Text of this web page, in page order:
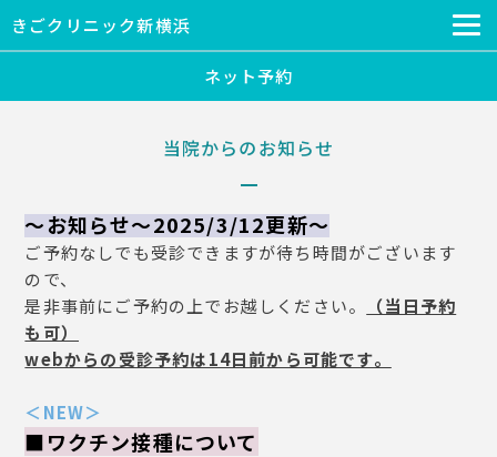
きごクリニック新横浜
ネット予約
当院からのお知らせ
～お知らせ～2025/3/12更新～
ご予約なしでも受診できますが待ち時間がございます
ので、
是非事前にご予約の上でお越しください。
（当日予約
も可）
webからの受診予約は14日前から可能です。
＜ NEW＞
■ワクチン接種について